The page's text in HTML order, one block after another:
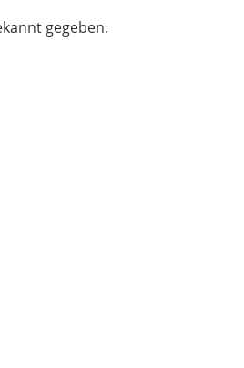
gegeben.